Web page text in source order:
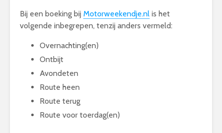
Bij een boeking bij Motorweekendje.nl is het
volgende inbegrepen, tenzij anders vermeld:
Overnachting(en)
Ontbijt
Avondeten
Route heen
Route terug
Route voor toerdag(en)